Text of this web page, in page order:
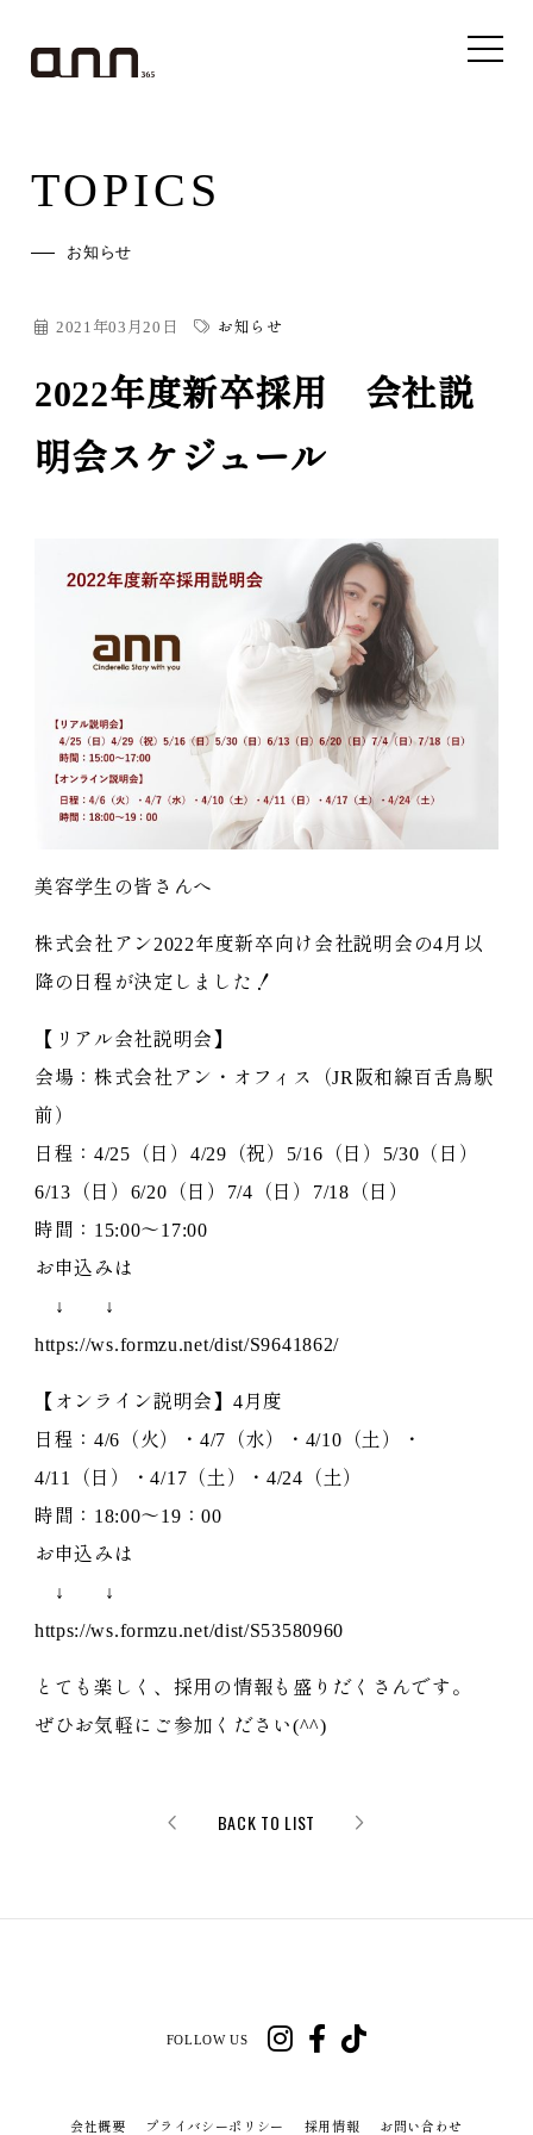
TOPICS
お知らせ
2021年03月20日 お知らせ
2022年度新卒採用 会社説
明会スケジュール
美容学生の皆さんへ
株式会社アン2022年度新卒向け会社説明会の4月以
降の日程が決定しました！
【リアル会社説明会】
会場：株式会社アン・オフィス（JR阪和線百舌鳥駅
前）
日程：4/25（日）4/29（祝）5/16（日）5/30（日）
6/13（日）6/20（日）7/4（日）7/18（日）
時間：15:00～17:00
お申込みは
↓ ↓
https://ws.formzu.net/dist/S9641862/
【オンライン説明会】4月度
日程：4/6（火）・4/7（水）・4/10（土）・
4/11（日）・4/17（土）・4/24（土）
時間：18:00～19：00
お申込みは
↓ ↓
https://ws.formzu.net/dist/S53580960
とても楽しく、採用の情報も盛りだくさんです。
ぜひお気軽にご参加ください(^^)
BACK TO LIST
FOLLOW US
会社概要 プライバシーポリシー 採用情報 お問い合わせ